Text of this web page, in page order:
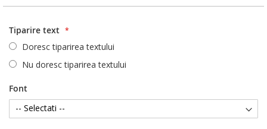
Tiparire text
Doresc tiparirea textului
Nu doresc tiparirea textului
Font